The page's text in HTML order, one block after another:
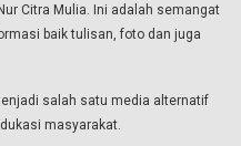
Citra Mulia. Ini adalah semangat
baik tulisan, foto dan juga
salah satu media alternatif
masyarakat.